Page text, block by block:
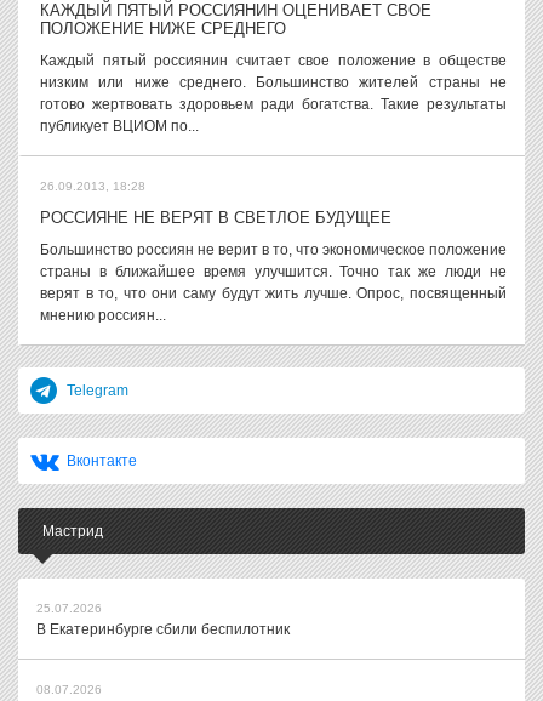
КАЖДЫЙ ПЯТЫЙ РОССИЯНИН ОЦЕНИВАЕТ СВОЕ
ПОЛОЖЕНИЕ НИЖЕ СРЕДНЕГО
Каждый пятый россиянин считает свое положение в обществе
низким или ниже среднего. Большинство жителей страны не
готово жертвовать здоровьем ради богатства. Такие результаты
публикует ВЦИОМ по...
26.09.2013, 18:28
РОССИЯНЕ НЕ ВЕРЯТ В СВЕТЛОЕ БУДУЩЕЕ
Большинство россиян не верит в то, что экономическое положение
страны в ближайшее время улучшится. Точно так же люди не
верят в то, что они саму будут жить лучше. Опрос, посвященный
мнению россиян...
Telegram
Вконтакте
Мастрид
25.07.2026
В Екатеринбурге сбили беспилотник
08.07.2026